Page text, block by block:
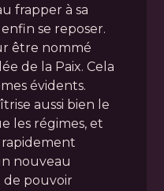
frapper à sa
se reposer.
être nommé
de la Paix. Cela
évidents.
aussi bien le
les régimes, et
nouveau
de pouvoir